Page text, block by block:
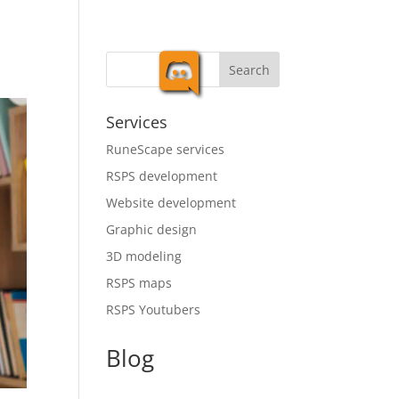
 Search
Services
RuneScape services
RSPS development
Website development
Graphic design
3D modeling
RSPS maps
RSPS Youtubers
Blog